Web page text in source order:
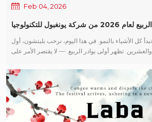
ونمت أقوى من خلال التحديات. ما كانت هذه الإنجازات
شركة Youngpool نتاجًا لإنجاز فردي، بل كان ثمرة تعاون طويل الأمد وثقة متبادلة
القيم المشتركة هذه والقدرة التنفيذية القوية هي التي
تدفع Youngpool قدمًا. التكنولوجيا نحو معايير أعلى. حفل نهاية العام · التكريم
السنوي للسيد ليانغ، شهد حفل العشاء أحد أبرز الأحداث
مخصص لأولئك الذين يخلقون باستمرار قيمة استثنائية
2025 يونغبول أفضل لاعب في مجال التكنولوجيا: تشو ييونغ بإتقانه
وبنظرة ثاقبة، يبني صرحاً للتميز الخالي من العيوب.
الأساس التكنولوجي وراء A-500 آلة التنظيف بالموجات فوق الصوتية الجافة و L-4
هذا المعيار لما تعنيه عبارة "الكمال الجاهز للمصنع" حقاً.
Feb 04, 2026
يونغبول للتكنولوجيا
كل الأشياء بالنمو. في هذا اليوم، نرحب بليتشون، أول
تظهر أولى بوادر الربيع. — لا يقتصر الأمر على
الموسمية هذه، يونغبول تتقدم شركة التكنولوجيا بأحر
وشركائنا الكرام على دعمكم وثقتكم المستمرة.
إلى بداية عام جديد؛ يمثل عيد الربيع فترة توقف مؤقتة
الربيع تدريجياً، يونغبول تكنولوجيا سندخل قريباً فترة
التخطيط المسبق لعملائنا وشركائنا، نُعلن عن جدول